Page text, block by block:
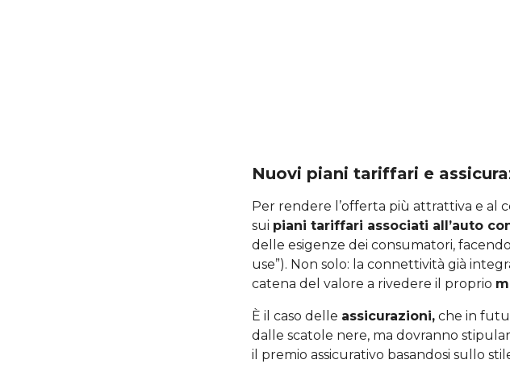
Nuovi piani tariffari e
Per rendere l’offerta più attrattiva e al
sui piani tariffari associati all’auto
delle esigenze dei consumatori,
use”). Non solo: la connettività già
catena del valore a rivedere il proprio
È il caso delle assicurazioni, che in
dalle scatole nere, ma dovranno
il premio assicurativo basandosi sullo